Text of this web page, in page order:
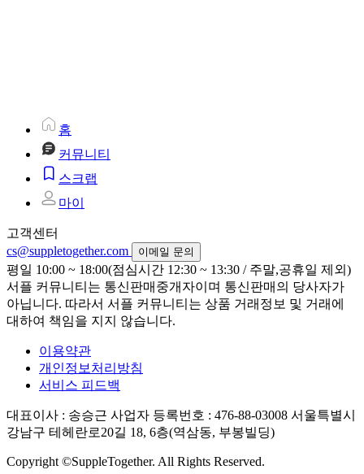
홈
커뮤니티
스크랩
마이
고객센터
cs@suppletogether.com
이메일 문의
평일 10:00 ~ 18:00(점심시간 12:30 ~ 13:30 / 주말,공휴일 제외)
서플 커뮤니티는 통신판매중개자이며 통신판매의 당사자가
아닙니다. 따라서 서플 커뮤니티는 상품 거래정보 및 거래에
대하여 책임을 지지 않습니다.
이용약관
개인정보처리방침
서비스 피드백
대표이사 : 송승근 사업자 등록번호 : 476-88-03008 서울특별시
강남구 테헤란로20길 18, 6층(역삼동, 부봉빌딩)
Copyright ©SuppleTogether. All Rights Reserved.